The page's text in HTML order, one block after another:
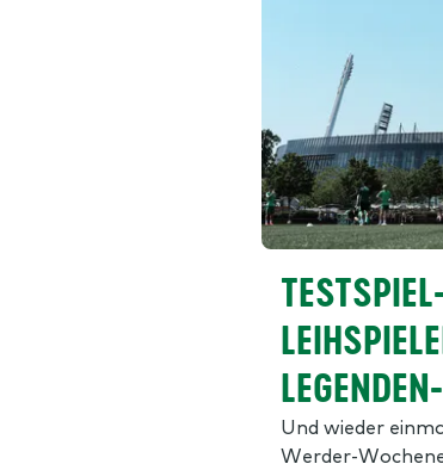
Und wieder
Werder-